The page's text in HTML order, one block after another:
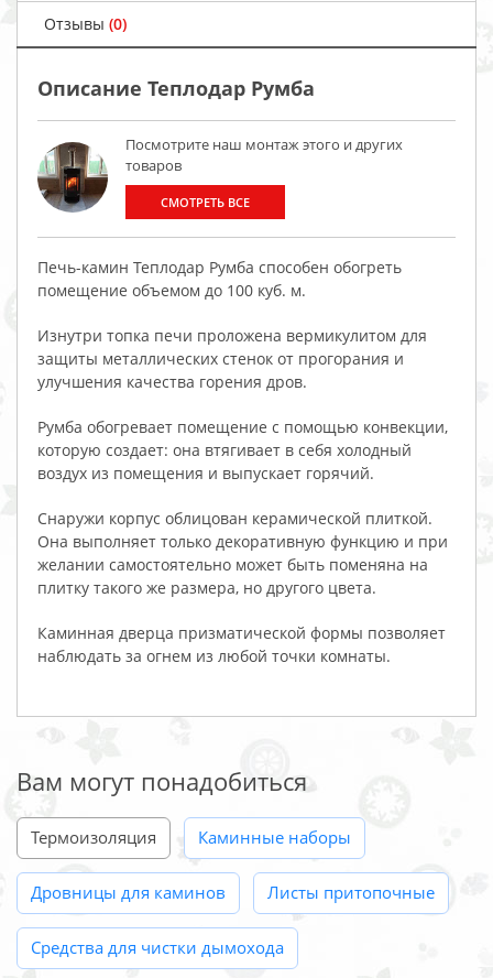
Отзывы (0)
Описание Теплодар Румба
Посмотрите наш монтаж этого и других
товаров
СМОТРЕТЬ ВСЕ
Печь-камин Теплодар Румба способен обогреть
помещение объемом до 100 куб. м.
Изнутри топка печи проложена вермикулитом для
защиты металлических стенок от прогорания и
улучшения качества горения дров.
Румба обогревает помещение с помощью конвекции,
которую создает: она втягивает в себя холодный
воздух из помещения и выпускает горячий.
Снаружи корпус облицован керамической плиткой.
Она выполняет только декоративную функцию и при
желании самостоятельно может быть поменяна на
плитку такого же размера, но другого цвета.
Каминная дверца призматической формы позволяет
наблюдать за огнем из любой точки комнаты.
Вам могут понадобиться
Термоизоляция Каминные наборы
Дровницы для каминов Листы притопочные
Средства для чистки дымохода